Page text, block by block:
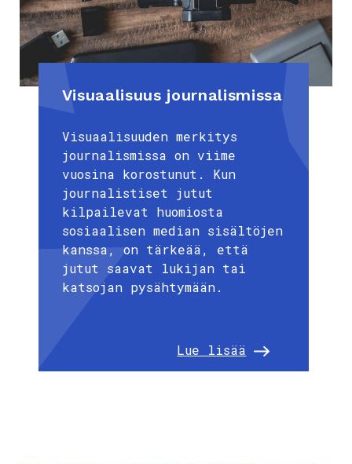
Visuaalisuus journalismissa
Visuaalisuuden merkitys
journalismissa on viime
vuosina korostunut. Kun
journalistiset jutut
kilpailevat huomiosta
sosiaalisen median sisältöjen
kanssa, on tärkeää, että
jutut saavat lukijan tai
katsojan pysähtymään.